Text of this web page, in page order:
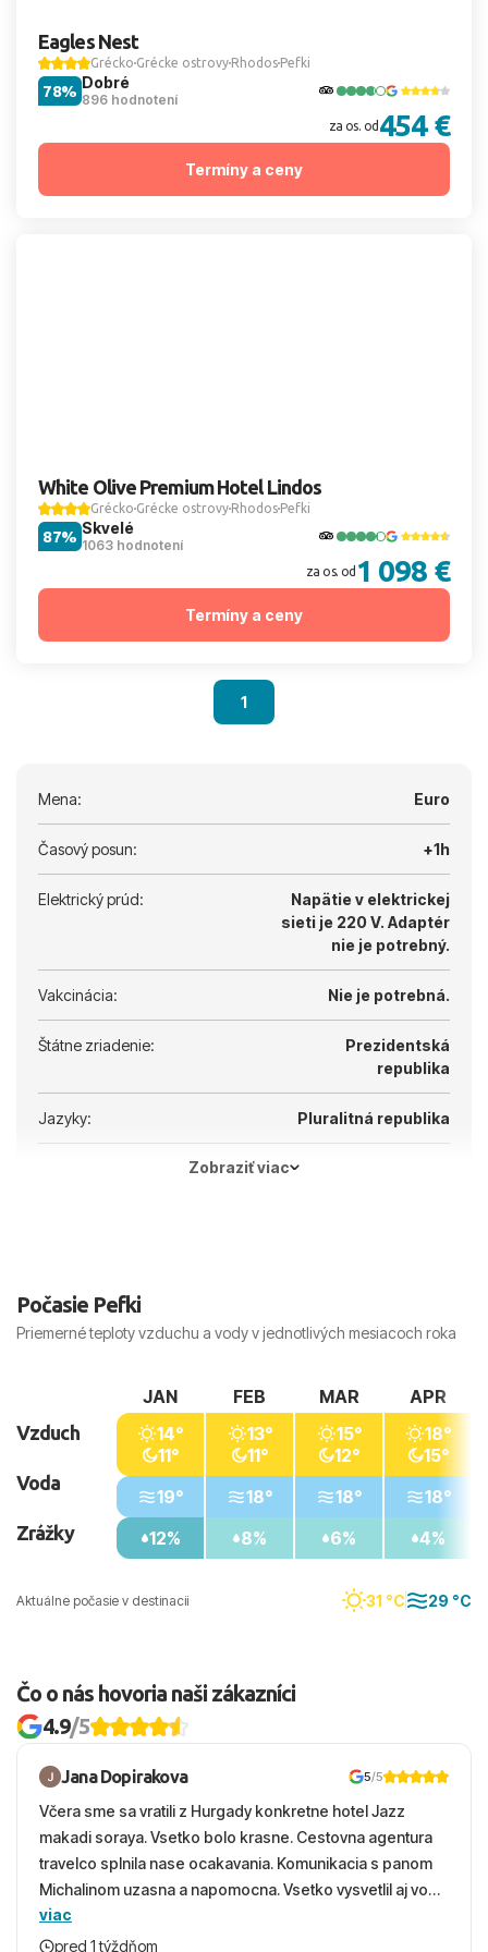
Eagles Nest
Grécko Grécke ostrovy Rhodos Pefki
Dobré
896 hodnotení
78%
za os. od 454 €
Termíny a ceny
White Olive Premium Hotel Lindos
Grécko Grécke ostrovy Rhodos Pefki
Skvelé
1063 hodnotení
87%
za os. od 1 098 €
Termíny a ceny
1
Mena: Euro
Časový posun: +1h
Elektrický prúd:
Napätie v elektrickej
sieti je 220 V. Adaptér
nie je potrebný.
Vakcinácia: Nie je potrebná.
Štátne zriadenie:
Prezidentská
republika
Jazyky: Pluralitná republika
Zobraziť viac
Počasie Pefki
Priemerné teploty vzduchu a vody v jednotlivých mesiacoch roka
Aktuálne počasie v destinacii 31 °C 29 °C
Vzduch
Voda
Zrážky
JAN
14°
11°
19°
12%
FEB
13°
11°
18°
8%
MAR
15°
12°
18°
6%
APR
18°
15°
18°
4%
Čo o nás hovoria naši zákazníci
4.9/5
Jana Dopirakova 5/5
Včera sme sa vratili z Hurgady konkretne hotel Jazz
makadi soraya. Vsetko bolo krasne. Cestovna agentura
travelco splnila nase ocakavania. Komunikacia s panom
Michalinom uzasna a napomocna. Vsetko vysvetlil aj vo
vecernych hodinach zaco sa ospravedlnujem. Hotel
krasny, cisty. Sluzby top. Strava, prostredie, more,
viac
pred 1 týždňom